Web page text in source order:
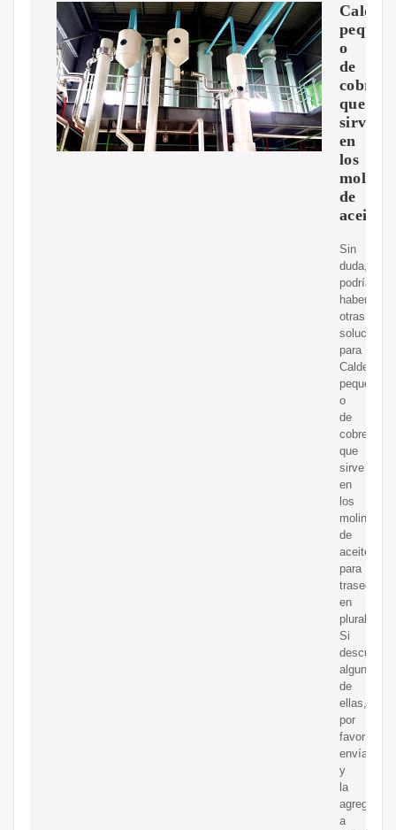
peque?
o
de
cobre
que
sirve
en
los
molinos
de
aceite
Sin
duda,
podría
haber
otras
soluciones
para
Caldero
peque?
o
de
cobre
que
sirve
en
los
molinos
de
aceite
para
trasegarlo,
en
plural.
Si
descubres
alguna
de
ellas,
por
favor
envíanosla
y
la
a